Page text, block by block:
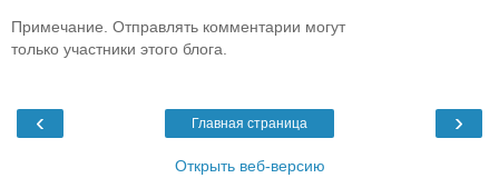
Примечание. Отправлять комментарии могут
только участники этого блога.
‹ ›
Главная страница
Открыть веб-версию